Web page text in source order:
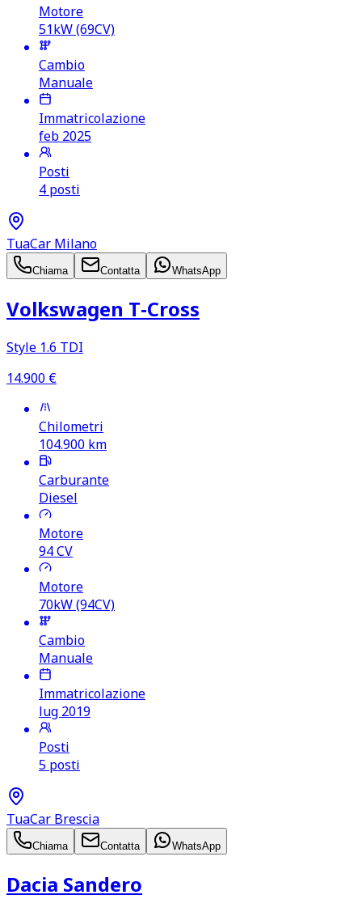
Motore
51kW (69CV)
Cambio
Manuale
Immatricolazione
feb 2025
Posti
4 posti
TuaCar Milano
Chiama Contatta WhatsApp
Volkswagen T‑Cross
Style 1.6 TDI
14.900 €
Chilometri
104.900 km
Carburante
Diesel
Motore
94CV
Motore
70kW (94CV)
Cambio
Manuale
Immatricolazione
lug 2019
Posti
5 posti
TuaCar Brescia
Chiama Contatta WhatsApp
Dacia Sandero